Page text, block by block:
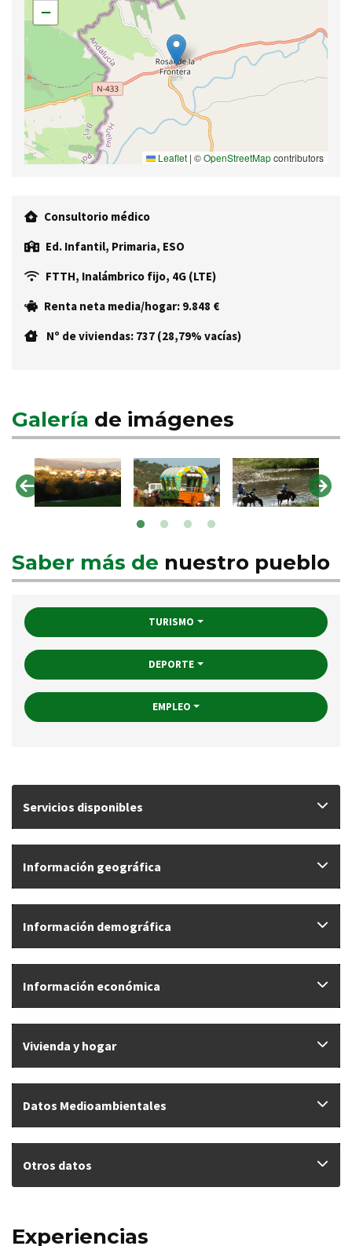
−
Leaflet | ©OpenStreetMapcontributors
Consultorio médico
Ed. Infantil, Primaria, ESO
FTTH, Inalámbrico fijo, 4G (LTE)
Renta neta media/hogar: 9.848 €
Nº de viviendas: 737 (28,79% vacías)
Galería de imágenes
Saber más de nuestro pueblo
TURISMO
DEPORTE
EMPLEO
Servicios disponibles
Información geográfica
Información demográfica
Información económica
Vivienda y hogar
Datos Medioambientales
Otros datos
Experiencias